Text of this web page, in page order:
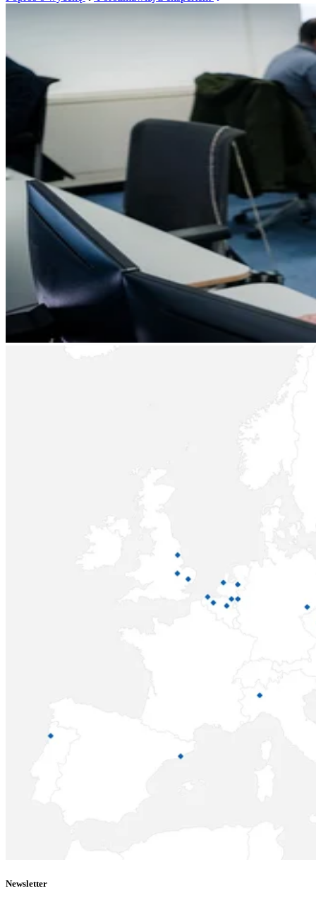
Newsletter